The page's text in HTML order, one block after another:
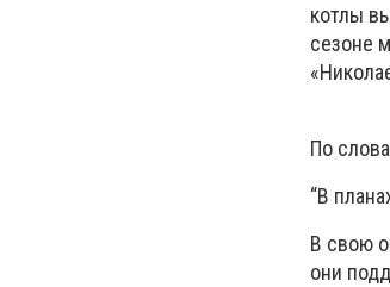
котлы
сезоне
По
“В
В свою
они